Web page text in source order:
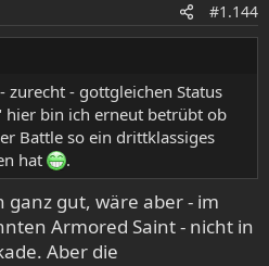
#1.144
zurecht - gottgleichen Status
hier bin ich erneut betrübt ob
Battle so ein drittklassiges
hat
.
ganz gut, wäre aber - im
Armored Saint - nicht in
Aber die